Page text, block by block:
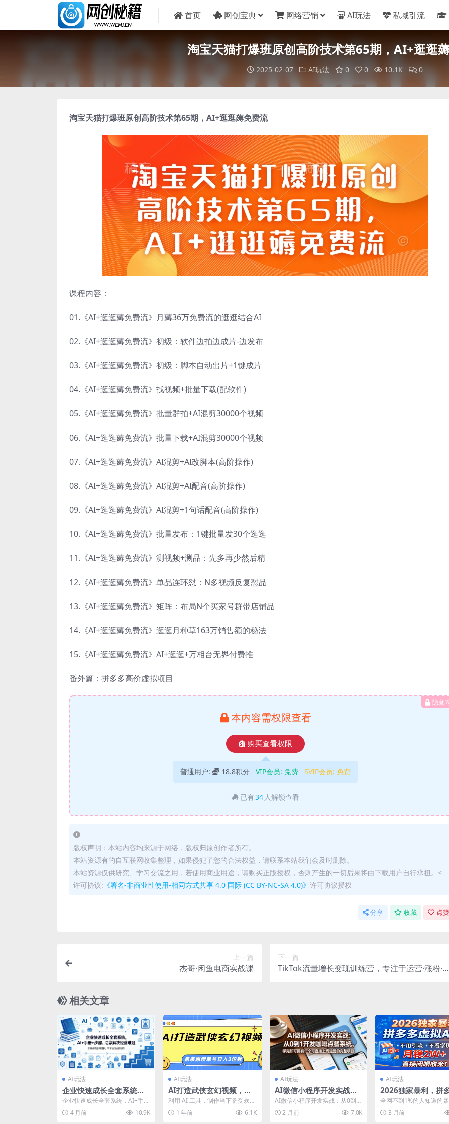
首页 网创宝典 网络营销 AI玩法 私域引流
淘宝天猫打爆班原创高阶技术第65期，AI+逛逛
2025-02-07 AI玩法 0 0 10.1K 0
淘宝天猫打爆班原创高阶技术第65期， AI+逛逛薅免费流
课程内容：
01.《AI+逛逛薅免费流》月薅36万免费流的逛逛结合AI
02.《AI+逛逛薅免费流》初级：软件边拍边成片-边发布
03.《AI+逛逛薅免费流》初级：脚本自动出片+1键成片
04.《AI+逛逛薅免费流》找视频+批量下载(配软件)
05.《AI+逛逛薅免费流》批量群拍+AI混剪30000个视频
06.《AI+逛逛薅免费流》批量下载+AI混剪30000个视频
07.《AI+逛逛薅免费流》AI混剪+AI改脚本(高阶操作)
08.《AI+逛逛薅免费流》AI混剪+AI配音(高阶操作)
09.《AI+逛逛薅免费流》AI混剪+1句话配音(高阶操作)
10.《AI+逛逛薅免费流》批量发布：1键批量发30个逛逛
11.《AI+逛逛薅免费流》测视频+测品：先多再少然后精
12.《AI+逛逛薅免费流》单品连环怼：N多视频反复怼品
13.《AI+逛逛薅免费流》矩阵：布局N个买家号群带店铺品
14.《AI+逛逛薅免费流》逛逛月种草163万销售额的秘法
15.《AI+逛逛薅免费流》AI+逛逛+万相台无界付费推
番外篇：拼多多高价虚拟项目
隐藏
本内容需权限查看
购买查看权限
普通用户: 18.8积分 VIP会员: 免费 SVIP会员: 免费
已有34 人解锁查看
版权声明：本站内容均来源于网络，版权归原创作者所有。
本站资源有的自互联网收集整理，如果侵犯了您的合法权益，请联系本站我们会及时删除。
本站资源仅供研究、学习交流之用，若使用商业用途，请购买正版授权，否则产生的一切后果将由下载用户自行承担。<
许可协议: 《署名-非商业性使用-相同方式共享 4.0 国际 (CC BY-NC-SA 4.0)》 许可协议授权
分享 收藏 点
上一篇
杰哥·闲鱼电商实战课
下一篇
TikTok流量增长变现训练营，专注于运营·涨粉·
相关文章
AI玩法
企业快速成长全套系统，A
I+手册+步骤，助您解决经
营难题，实现持续盈利增
长，不管啥行业都能用
企业快速成长全套系统，AI+手册
+步骤，助您解决经营难题，实现
持续盈利增长，不管...
4 月前 10.9K
AI玩法
AI打造武侠玄幻视频，条
条原创、画风惊艳，单号
轻松日入三位数
利用 AI 工具，制作当下备受欢迎
的武侠玄幻类视频。AI 的出现让
不是专业技能者...
1 年前 6.1K
AI玩法
AI微信小程序开发实战：
从0到1开发咖啡点餐系
统，学完即可拥有一个可
直接上线运营的完整项目
AI微信小程序开发实战：从0到1
开发咖啡点餐系统，学完即可拥
有一个可直接上线运营...
2 月前 7.0K
AI玩法
2026独家暴利，拼
拟AI店，不用引流
历，月稳2W+，直
收米
全网不到1%的人知道的
差！靠2026求职季红利
多开店死磕简历和P...
3 月前